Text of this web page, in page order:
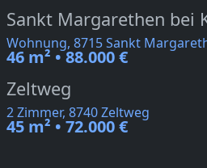
Sankt Margarethen bei
Wohnung, 8715 Sankt
46 m² • 88.000 €
Zeltweg
2 Zimmer, 8740 Zeltweg
45 m² • 72.000 €